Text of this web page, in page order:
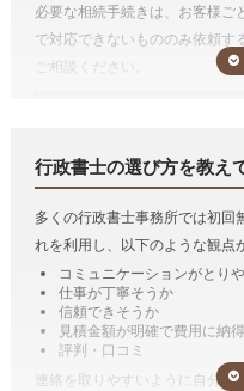
遺言には、公正証書遺言、自筆
があります。
たとえば、公正証書遺言をす
立会いもやってもらえますし、
十分となる場合も多いです。
また、遺言を作るのではなく、
実現するために手続きをおこな
ができます。
遺産分割協議書の作成
遺産分割協議書とは、その名称
したものです。
必要な相続手続きは、お客様ご
で対応できないもののみ依頼す
ご相談ください。
戸籍収集3名まで
法定相続情報一覧図の作成
自動車の名義変更1台
金融機関の解約等1行
解約立ち合い1件
遺産分割協議書の作成
財産目録の作成
遺言書の文案作成(財産目録含
行政書士の選び方を教え
多くの行政書士事務所では初回
れを利用し、以下のような観点
コミュニケーションがとり
仕事が丁寧そうか
信頼できそうか
見積金額が明確で費用に納
評判・口コミ
連絡を取りやすいように自分の